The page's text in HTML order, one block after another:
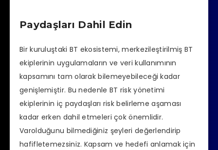
Paydaşları Dahil Edin
Bir kuruluştaki BT ekosistemi, merkezileştirilmiş BT
ekiplerinin uygulamaların ve veri kullanımının
kapsamını tam olarak bilemeyebileceği kadar
genişlemiştir. Bu nedenle BT risk yönetimi
ekiplerinin iç paydaşları risk belirleme aşaması
kadar erken dahil etmeleri çok önemlidir.
Varolduğunu bilmediğiniz şeyleri değerlendirip
hafifletemezsiniz. Kapsam ve hedefi anlamak için